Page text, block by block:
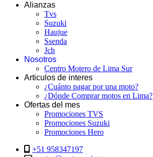
Alianzas
Tvs
Suzuki
Haujue
Ssenda
Jch
Nosotros
Centro Motero de Lima Sur
Articulos de interes
¿Cuánto pagar por una moto?
¿Dónde Comprar motos en Lima?
Ofertas del mes
Promociones TVS
Promociones Suzuki
Promociones Hero
+51 958347197